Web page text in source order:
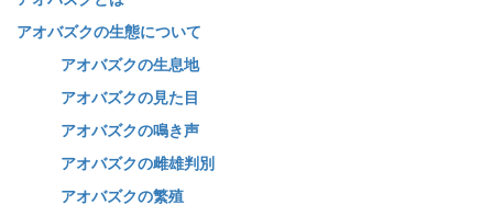
アオバズクの生態について
アオバズクの生息地
アオバズクの見た目
アオバズクの鳴き声
アオバズクの雌雄判別
アオバズクの繁殖